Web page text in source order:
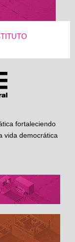
fortaleciendo
vida democrática